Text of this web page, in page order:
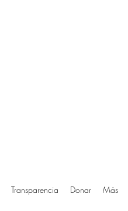
Transparencia Donar Más